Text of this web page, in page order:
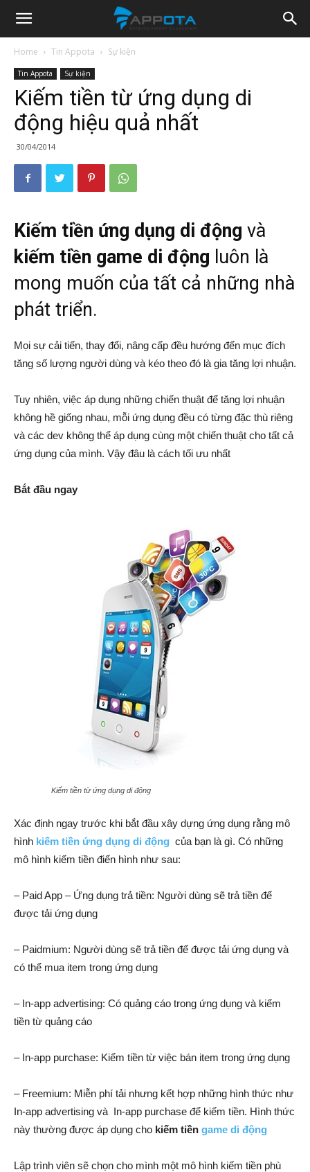
Appota
News
Home Tin Appota Sự kiện
Tin Appota Sự kiện
Kiếm tiền từ ứng dụng di
động hiệu quả nhất
30/04/2014
Kiếm tiền ứng dụng di động và
kiếm tiền game di động luôn là
mong muốn của tất cả những nhà
phát triển.
Mọi sự cải tiến, thay đổi, nâng cấp đều hướng đến mục đích
tăng số lượng người dùng và kéo theo đó là gia tăng lợi nhuận.
Tuy nhiên, việc áp dụng những chiến thuật để tăng lợi nhuận
không hề giống nhau, mỗi ứng dụng đều có từng đặc thù riêng
và các dev không thể áp dụng cùng một chiến thuật cho tất cả
ứng dụng của mình. Vậy đâu là cách tối ưu nhất
Bắt đầu ngay
Kiếm tiền từ ứng dụng di động
Xác định ngay trước khi bắt đầu xây dựng ứng dụng rằng mô
hình kiếm tiền ứng dụng di động của bạn là gì. Có những
mô hình kiếm tiền điển hình như sau:
– Paid App – Ứng dụng trả tiền: Người dùng sẽ trả tiền để
được tải ứng dụng
– Paidmium: Người dùng sẽ trả tiền để được tải ứng dụng và
có thể mua item trong ứng dụng
– In-app advertising: Có quảng cáo trong ứng dụng và kiếm
tiền từ quảng cáo
– In-app purchase: Kiếm tiền từ việc bán item trong ứng dụng
– Freemium: Miễn phí tải nhưng kết hợp những hình thức như
In-app advertising và In-app purchase để kiếm tiền. Hình thức
này thường được áp dụng cho kiếm tiền game di động
Lập trình viên sẽ chọn cho mình một mô hình kiếm tiền phù